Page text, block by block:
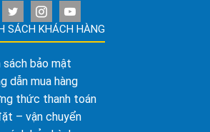
SÁCH KHÁCH HÀNG
sách bảo mật
dẫn mua hàng
thức thanh toán
– vận chuyển